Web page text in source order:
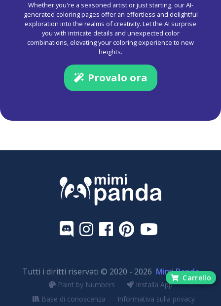
Whether you're a seasoned artist or just starting, our AI-
generated coloring pages offer an effortless and delightful
exploration into the realms of creativity. Let the AI surprise
you with intricate details and unexpected color
combinations, elevating your coloring experience to new
heights.
Provalo ora
Tutti i diritti riservati © 2020 - 2026 Mimi Panda
Paint by Numbers
Installa App
Base di conoscenza
Informativa sulla privacy
Carrello